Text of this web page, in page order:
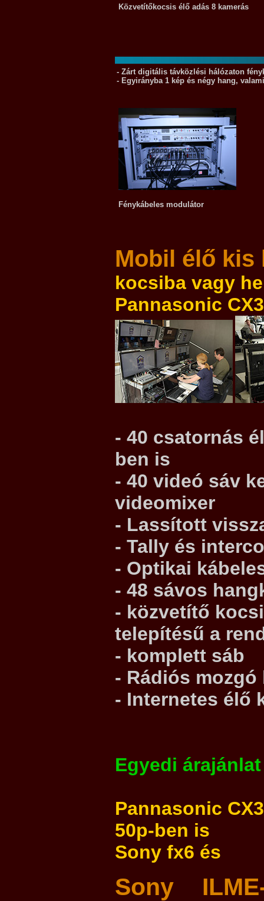
Közvetítőkocsis élő adás 8 kamerás
- Zárt digitális távközlési hálózaton
- Egyirányba 1 kép és négy hang,
Fénykábeles modulátor
Mobil élő kis
kocsiba vagy
Pannasonic
- 40 csatornás
ben is
- 40 videó sáv
videomixer
- Lassított
- Tally és
- Optikai
- 48 sávos
- közvetítő
telepítésű a
- komplett sáb
- Rádiós mozgó
- Internetes élő
Egyedi
Pannasonic
50p-ben is
Sony fx6 és
Sony